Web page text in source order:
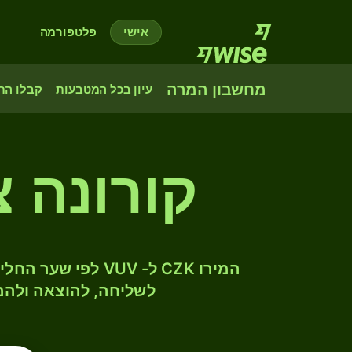
אישי פלטפורמה
מחשבון המרה עיון בכל המטבעות קבלו
קורונה
לשליחה, להוצאה